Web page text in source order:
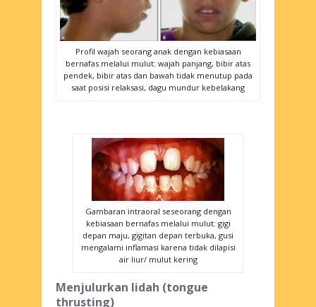
Profil wajah seorang anak dengan kebiasaan
bernafas melalui mulut: wajah panjang, bibir atas
pendek, bibir atas dan bawah tidak menutup pada
saat posisi relaksasi, dagu mundur kebelakang
Gambaran intraoral seseorang dengan
kebiasaan bernafas melalui mulut: gigi
depan maju, gigitan depan terbuka, gusi
mengalami inflamasi karena tidak dilapisi
air liur/ mulut kering
Menjulurkan lidah (tongue
thrusting)